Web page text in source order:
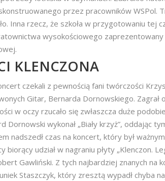
przez pracowników WSPol.
Inna rzecz, że szkoła w przygotowaniu tej
wysokościowego
KLENCZONA
czekali z pewnością fani twórczości
Gitar, Bernarda Dornowskiego.
w oczy rzucało się zwłaszcza duże
Dornowski wykonał „Biały krzyż”, oddając
nadszedł czas na koncert, który był
biorący udział w nagraniu płyty „Klenczon.
Gawliński. Z tych najbardziej znanych na
Staszczyk, który zresztą wypadł chyba